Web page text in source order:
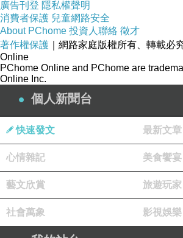
滑鼠的包裝設計非常有環保盒概
標示著品牌 LOGO、產品名稱、
特點等資訊，左右兩側則是標示
產品規格資訊，背面則是用多國
訊及規格，下面多尼稍微花
【Targus 泰格斯】ErgoFlip™
滑鼠的特色及規格如下。
■ 特色
● 適用雙手左右開弓，將人體工
結合
● 採用環保材質打造，透過再生
也採用再生材質
● 具備 4,000 DPI，PMW3310
廣告刊登 隱私權聲明
消費者保護 兒童網路安全
About PChome 投資人聯絡 徵才
著作權保護 ｜網路家庭版權所有、轉載必
Online
PChome Online and PChome are
Online Inc.
個人新聞台
快速發文 最新文章
心情雜記 美食饗宴
藝文欣賞 旅遊玩家
社會萬象 影視娛樂